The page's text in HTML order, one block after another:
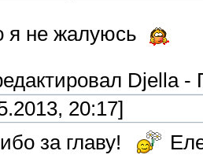
я не жалуюсь
Djella-
20:17]
за главу!